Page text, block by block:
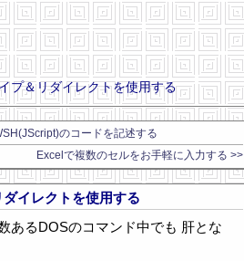
プ＆リダイレクトを使用する
のコードを記述する
Excelで複数のセルをお手軽に入力する >>
イレクトを使用する
あるDOSのコマンド中でも 肝とな